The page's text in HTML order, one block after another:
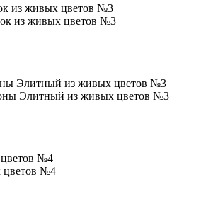
живых цветов №3
из живых цветов №3
из живых цветов №3
Элитный из живых цветов №3
Элитный из живых цветов №3
Элитный из живых цветов №3
№4
цветов №4
цветов №4